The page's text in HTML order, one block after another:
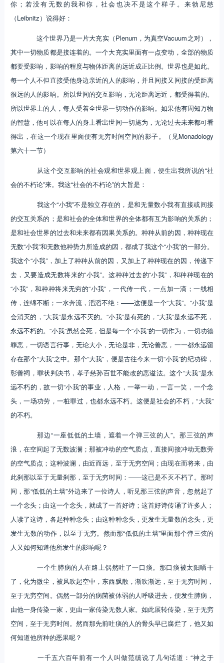
你；若没有无数的我和你，社会也决不是这个样子。来勃尼慈
（Leibnitz）说得好：
这个世界乃是一片大充实（Plenum，为真空Vacuum之对），
其中一切物质都是接连着的。一个大充实里面有一点变动，全部的物质
都要受影响，影响的程度与物体距离的远近成正比例。世界也是如此。
每一个人不但直接受他身边亲近的人的影响，并且间接又间接的受距离
很远的人的影响。所以世间的交互影响，无论距离远近，都受得着的。
所以世界上的人，每人受着全世界一切动作的影响。如果他有周知万物
的智慧，他可以在每人的身上看出世间一切施为，无论过去未来都可看
得出，在这一个现在里面便有无穷时间空间的影子。（见Monadology
第六十一节）
从这个交互影响的社会观和世界观上面，便生出我所说的“社
会的不朽论”来。我这“社会的不朽论”的大旨是：
我这个“小我”不是独立存在的，是和无量数小我有直接或间接
的交互关系的；是和社会的全体和世界的全体都有互为影响的关系的；
是和社会世界的过去和未来都有因果关系的。种种从前的因，种种现在
无数“小我”和无数他种势力所造成的因，都成了我这个“小我”的一部分。
我这个“小我”，加上了种种从前的因，又加上了种种现在的因，传递下
去，又要造成无数将来的“小我”。这种种过去的“小我”，和种种现在的
“小我”，和种种将来无穷的“小我”，一代传一代，一点加一滴；一线相
传，连绵不断；一水奔流，滔滔不绝：——这便是一个“大我”。“小我”是
会消灭的，“大我”是永远不灭的。“小我”是有死的，“大我”是永远不死，
永远不朽的。“小我”虽然会死，但是每一个“小我”的一切作为，一切功德
罪恶，一切语言行事，无论大小，无论是非，无论善恶，一一都永远留
存在那个“大我”之中。那个“大我”，便是古往今来一切“小我”的纪功碑，
彰善祠，罪状判决书，孝子慈孙百世不能改的恶谥法。这个“大我”是永
远不朽的，故一切“小我”的事业，人格，一举一动，一言一笑，一个念
头，一场功劳，一桩罪过，也都永远不朽。这便是社会的不朽，“大我”
的不朽。
那边“一座低低的土墙，遮着一个弹三弦的人”。那三弦的声
浪，在空间起了无数波澜；那被冲动的空气质点，直接间接冲动无数旁
的空气质点；这种波澜，由近而远，至于无穷空间；由现在而将来，由
此刹那以至于无量刹那，至于无穷时间：——这已是不灭不朽了。那时
间，那“低低的土墙”外边来了一位诗人，听见那三弦的声音，忽然起了
一个念头；由这一个念头，就成了一首好诗；这首好诗传诵了许多人；
人读了这诗，各起种种念头；由这种种念头，更发生无量数的念头，更
发生无数的动作，以至于无穷。然而那“低低的土墙”里面那个弹三弦的
人又如何知道他所发生的影响呢？
一个生肺病的人在路上偶然吐了一口痰。那口痰被太阳晒干
了，化为微尘，被风吹起空中，东西飘散，渐吹渐远，至于无穷时间，
至于无穷空间。偶然一部分的病菌被体弱的人呼吸进去，便发生肺病，
由他一身传染一家，更由一家传染无数人家。如此展转传染，至于无穷
空间，至于无穷时间。然而那先前吐痰的人的骨头早已腐烂了，他又如
何知道他所种的恶果呢？
一千五六百年前有一个人叫做范缜说了几句话道：“神之于